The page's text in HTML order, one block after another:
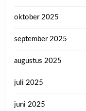
oktober 2025
september 2025
augustus 2025
juli 2025
juni 2025